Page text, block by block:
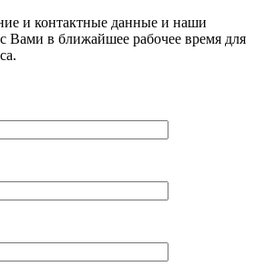
и контактные данные и наши
Вами в ближайшее рабочее время для